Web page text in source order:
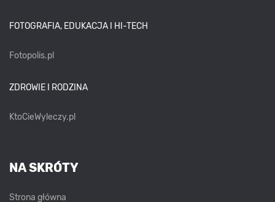
FOTOGRAFIA, EDUKACJA I HI-TECH
Fotopolis.pl
ZDROWIE I RODZINA
KtoCieWyleczy.pl
NA SKRÓTY
Strona główna